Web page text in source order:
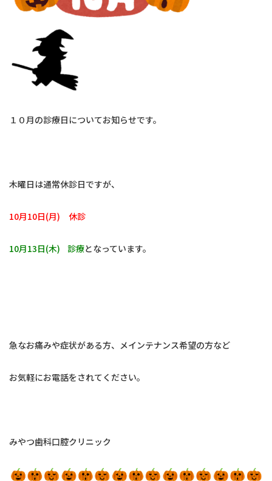
１０月の診療日についてお知らせです。
木曜日は通常休診日ですが、
10月10日(月) 休診
10月13日(木) 診療となっています。
急なお痛みや症状がある方、メインテナンス希望の方など
お気軽にお電話をされてください。
みやつ歯科口腔クリニック
tel.